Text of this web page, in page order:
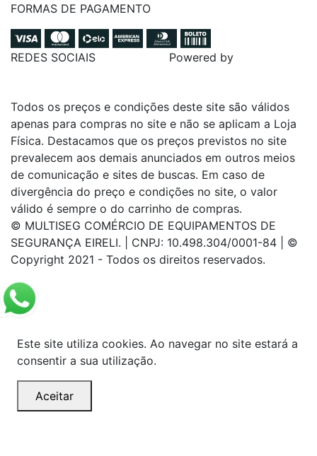
FORMAS DE PAGAMENTO
REDES SOCIAIS Powered by
Todos os preços e condições deste site são válidos
apenas para compras no site e não se aplicam a Loja
Física. Destacamos que os preços previstos no site
prevalecem aos demais anunciados em outros meios
de comunicação e sites de buscas. Em caso de
divergência do preço e condições no site, o valor
válido é sempre o do carrinho de compras.
© MULTISEG COMÉRCIO DE EQUIPAMENTOS DE
SEGURANÇA EIRELI. | CNPJ: 10.498.304/0001-84 | ©
Copyright 2021 - Todos os direitos reservados.
Este site utiliza cookies. Ao navegar no site estará a
consentir a sua utilização.
Aceitar